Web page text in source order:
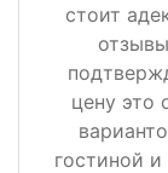
стоит
цену это
гостиной